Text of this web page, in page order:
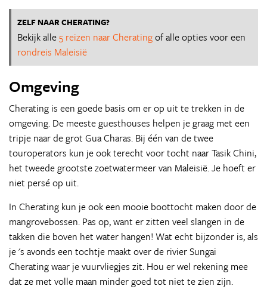
ZELF NAAR CHERATING?
Bekijk alle5 reizen naar Cheratingof alle opties voor een
rondreis Maleisië
Omgeving
Cherating is een goede basis om er op uit te trekken in de
omgeving. De meeste guesthouses helpen je graag met een
tripje naar de grot Gua Charas. Bij één van de twee
touroperators kun je ook terecht voor tocht naar Tasik Chini,
het tweede grootste zoetwatermeer van Maleisië. Je hoeft er
niet persé op uit.
In Cherating kun je ook een mooie boottocht maken door de
mangrovebossen. Pas op, want er zitten veel slangen in de
takken die boven het water hangen! Wat echt bijzonder is, als
je 's avonds een tochtje maakt over de rivier Sungai
Cherating waar je vuurvliegjes zit. Hou er wel rekening mee
dat ze met volle maan minder goed tot niet te zien zijn.